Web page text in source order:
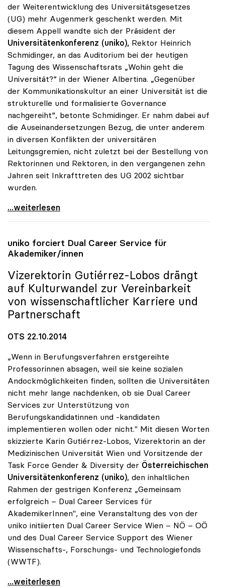
der Weiterentwicklung des Universitätsgesetzes
(UG) mehr Augenmerk geschenkt werden. Mit
diesem Appell wandte sich der Präsident der
Universitätenkonferenz (uniko), Rektor Heinrich
Schmidinger, an das Auditorium bei der heutigen
Tagung des Wissenschaftsrats „Wohin geht die
Universität?“ in der Wiener Albertina. „Gegenüber
der Kommunikationskultur an einer Universität ist die
strukturelle und formalisierte Governance
nachgereiht“, betonte Schmidinger. Er nahm dabei auf
die Auseinandersetzungen Bezug, die unter anderem
in diversen Konflikten der universitären
Leitungsgremien, nicht zuletzt bei der Bestellung von
Rektorinnen und Rektoren, in den vergangenen zehn
Jahren seit Inkrafttreten des UG 2002 sichtbar
wurden.
Schmidinger: Defizite in Kommunikation von
...weiterlesen
uniko forciert Dual Career Service für
Akademiker/innen
Vizerektorin Gutiérrez-Lobos drängt
auf Kulturwandel zur Vereinbarkeit
von wissenschaftlicher Karriere und
Partnerschaft
OTS 22.10.2014
„Wenn in Berufungsverfahren erstgereihte
Professorinnen absagen, weil sie keine sozialen
Andockmöglichkeiten finden, sollten die Universitäten
nicht mehr lange nachdenken, ob sie Dual Career
Services zur Unterstützung von
Berufungskandidatinnen und -kandidaten
implementieren wollen oder nicht." Mit diesen Worten
skizzierte Karin Gutiérrez-Lobos, Vizerektorin an der
Medizinischen Universität Wien und Vorsitzende der
Task Force Gender & Diversity der Österreichischen
Universitätenkonferenz (uniko), den inhaltlichen
Rahmen der gestrigen Konferenz „Gemeinsam
erfolgreich – Dual Career Services für
AkademikerInnen", eine Veranstaltung des von der
uniko initiierten Dual Career Service Wien – NÖ – OÖ
und des Dual Career Service Support des Wiener
Wissenschafts-, Forschungs- und Technologiefonds
(WWTF).
uniko forciert Dual Career Service für
...weiterlesen